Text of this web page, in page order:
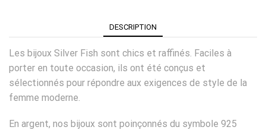
DESCRIPTION
Les bijoux Silver Fish sont chics et raffinés. Faciles à
porter en toute occasion, ils ont été conçus et
sélectionnés pour répondre aux exigences de style de la
femme moderne.
En argent, nos bijoux sont poinçonnés du symbole 925